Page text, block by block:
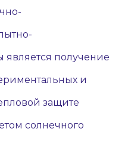
является получение
и
защите
солнечного